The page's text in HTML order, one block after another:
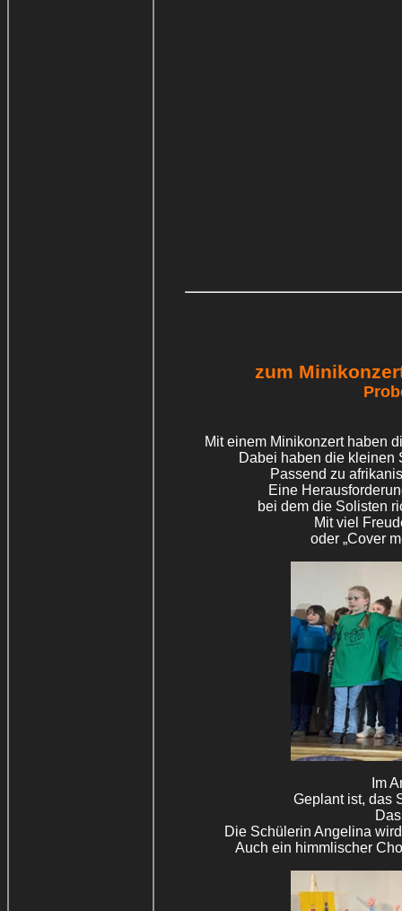
zum
Mit einem Minikonzert haben
Dabei haben die kleinen
Passend zu
Eine
bei dem die Solisten
Mit viel
oder „Cover
Im
Geplant ist, das
Die Schülerin Angelina
Auch ein himmlischer